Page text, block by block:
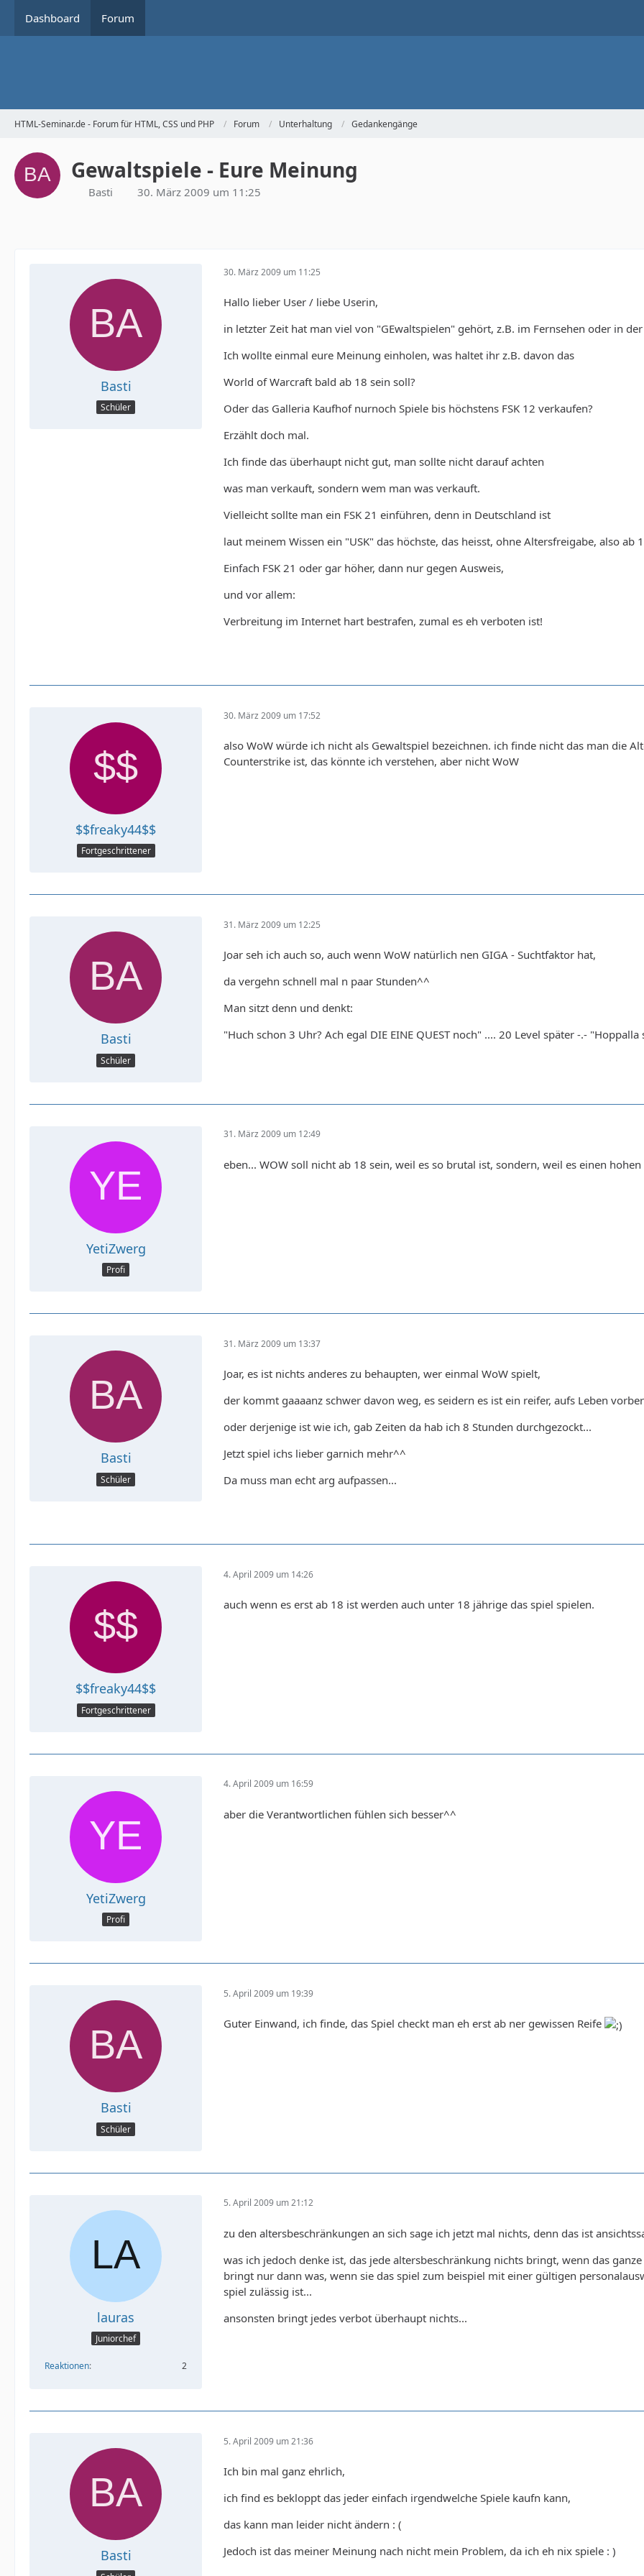
Dashboard Forum
HTML-Seminar.de - Forum für HTML, CSS und PHP Forum Unterhaltung Gedankengänge
Gewaltspiele - Eure Meinung
Basti 30. März 2009 um 11:25
Basti
Schüler
30. März 2009 um 11:25
Hallo lieber User / liebe Userin,
in letzter Zeit hat man viel von "GEwaltspielen" gehört, z.B. im Fernsehen oder in
Ich wollte einmal eure Meinung einholen, was haltet ihr z.B. davon das
World of Warcraft bald ab 18 sein soll?
Oder das Galleria Kaufhof nurnoch Spiele bis höchstens FSK 12 verkaufen?
Erzählt doch mal.
Ich finde das überhaupt nicht gut, man sollte nicht darauf achten
was man verkauft, sondern wem man was verkauft.
Vielleicht sollte man ein FSK 21 einführen, denn in Deutschland ist
laut meinem Wissen ein "USK" das höchste, das heisst, ohne Altersfreigabe, also ab
Einfach FSK 21 oder gar höher, dann nur gegen Ausweis,
und vor allem:
Verbreitung im Internet hart bestrafen, zumal es eh verboten ist!
$$freaky44$$
Fortgeschrittener
30. März 2009 um 17:52
also WoW würde ich nicht als Gewaltspiel bezeichnen. ich finde nicht das man die
Counterstrike ist, das könnte ich verstehen, aber nicht WoW
Basti
Schüler
31. März 2009 um 12:25
Joar seh ich auch so, auch wenn WoW natürlich nen GIGA - Suchtfaktor hat,
da vergehn schnell mal n paar Stunden^^
Man sitzt denn und denkt:
"Huch schon 3 Uhr? Ach egal DIE EINE QUEST noch" .... 20 Level später -.-
YetiZwerg
Profi
31. März 2009 um 12:49
eben... WOW soll nicht ab 18 sein, weil es so brutal ist, sondern, weil es einen
Basti
Schüler
31. März 2009 um 13:37
Joar, es ist nichts anderes zu behaupten, wer einmal WoW spielt,
der kommt gaaaanz schwer davon weg, es seidern es ist ein reifer, aufs Leben
oder derjenige ist wie ich, gab Zeiten da hab ich 8 Stunden durchgezockt...
Jetzt spiel ichs lieber garnich mehr^^
Da muss man echt arg aufpassen...
$$freaky44$$
Fortgeschrittener
4. April 2009 um 14:26
auch wenn es erst ab 18 ist werden auch unter 18 jährige das spiel spielen.
YetiZwerg
Profi
4. April 2009 um 16:59
aber die Verantwortlichen fühlen sich besser^^
Basti
Schüler
5. April 2009 um 19:39
Guter Einwand, ich finde, das Spiel checkt man eh erst ab ner gewissen Reife
lauras
Juniorchef
Reaktionen 2
5. April 2009 um 21:12
zu den altersbeschränkungen an sich sage ich jetzt mal nichts, denn das ist
was ich jedoch denke ist, das jede altersbeschränkung nichts bringt, wenn das
bringt nur dann was, wenn sie das spiel zum beispiel mit einer gültigen
spiel zulässig ist...
ansonsten bringt jedes verbot überhaupt nichts...
Basti
5. April 2009 um 21:36
Ich bin mal ganz ehrlich,
ich find es bekloppt das jeder einfach irgendwelche Spiele kaufn kann,
das kann man leider nicht ändern : (
Jedoch ist das meiner Meinung nach nicht mein Problem, da ich eh nix spiele : )